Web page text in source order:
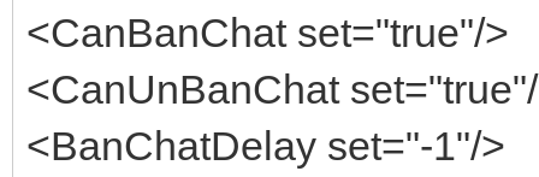
<CanBanChat set="true"/>
<CanUnBanChat
<BanChatDelay set="-1"/>